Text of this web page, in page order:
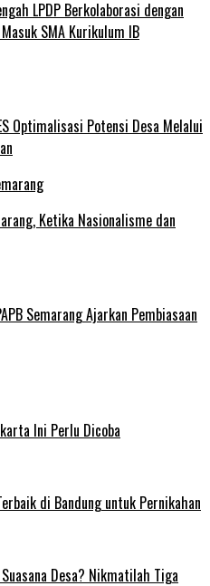
LPDP Berkolaborasi dengan
SMA Kurikulum IB
Optimalisasi Potensi Desa Melalui
Ketika Nasionalisme dan
Semarang Ajarkan Pembiasaan
Ini Perlu Dicoba
di Bandung untuk Pernikahan
Desa? Nikmatilah Tiga